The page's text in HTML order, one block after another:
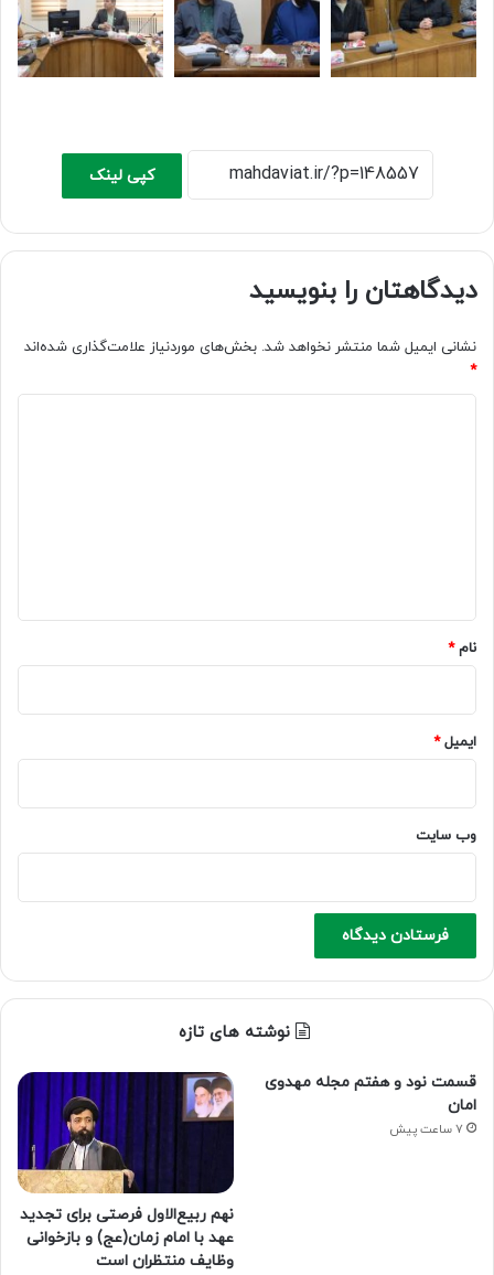
کپی لینک
دیدگاهتان را بنویسید
نشانی ایمیل شما منتشر نخواهد شد. بخش‌های موردنیاز علامت‌گذاری شده‌اند
*
نام*
ایمیل*
وب‌ سایت
نوشته های تازه
قسمت نود و هفتم مجله مهدوی
امان
7 ساعت پیش
نهم ربیع‌الاول فرصتی برای تجدید
عهد با امام زمان(عج) و بازخوانی
وظایف منتظران است